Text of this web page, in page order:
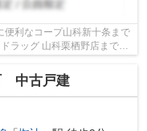
利なコープ山科新十条まで
ラッグ 山科栗栖野店まで
中古戸建